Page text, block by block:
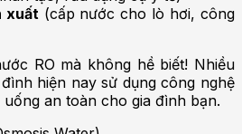
xuất (cấp nước cho lò hơi, công
RO mà không hề biết! Nhiều
hiện nay sử dụng công nghệ
an toàn cho gia đình bạn.